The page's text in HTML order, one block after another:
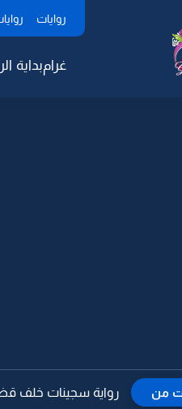
روايات
غرامبداية
من رواية سجينات خلف